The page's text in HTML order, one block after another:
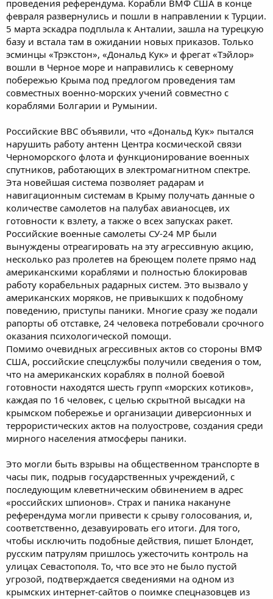
проведения референдума. Корабли ВМФ США в конце
февраля развернулись и пошли в направлении к Турции.
5 марта эскадра подплыла к Анталии, зашла на турецкую
базу и встала там в ожидании новых приказов. Только
эсминцы «Трэкстон», «Дональд Кук» и фрегат «Тэйлор»
вошли в Черное море и направились к северному
побережью Крыма под предлогом проведения там
совместных военно-морских учений совместно с
кораблями Болгарии и Румынии.
Российские ВВС объявили, что «Дональд Кук» пытался
нарушить работу антенн Центра космической связи
Черноморского флота и функционирование военных
спутников, работающих в электромагнитном спектре.
Эта новейшая система позволяет радарам и
навигационным системам в Крыму получать данные о
количестве самолетов на палубах авианосцев, их
готовности к взлету, а также о всех запусках ракет.
Российские военные самолеты СУ-24 МР были
вынуждены отреагировать на эту агрессивную акцию,
несколько раз пролетев на бреющем полете прямо над
американскими кораблями и полностью блокировав
работу корабельных радарных систем. Это вызвало у
американских моряков, не привыкших к подобному
поведению, приступы паники. Многие сразу же подали
рапорты об отставке, 24 человека потребовали срочного
оказания психологической помощи.
Помимо очевидных агрессивных актов со стороны ВМФ
США, российские спецслужбы получили сведения о том,
что на американских кораблях в полной боевой
готовности находятся шесть групп «морских котиков»,
каждая по 16 человек, с целью скрытной высадки на
крымском побережье и организации диверсионных и
террористических актов на полуострове, создания среди
мирного населения атмосферы паники.
Это могли быть взрывы на общественном транспорте в
часы пик, подрыв государственных учреждений, с
последующим клеветническим обвинением в адрес
«российских шпионов». Страх и паника накануне
референдума могли привести к срыву голосования, и,
соответственно, дезавуировать его итоги. Для того,
чтобы исключить подобные действия, пишет Блондет,
русским патрулям пришлось ужесточить контроль на
улицах Севастополя. То, что все это не было пустой
угрозой, подтверждается сведениями на одном из
крымских интернет-сайтов о поимке спецназовцев из